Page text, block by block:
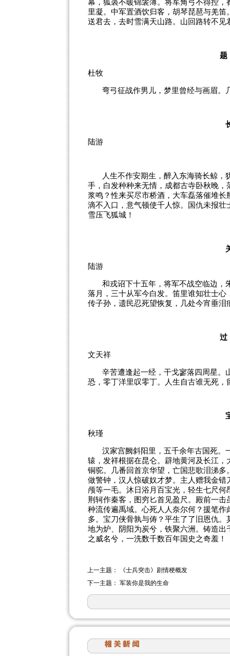
幕，狐裘不暖锦衾薄。将军角弓不得控
里凝。中军置酒饮归客，胡琴琵琶与羌
送君去，去时雪满天山路。山回路转不见
题
杜牧
弯弓征战作男儿，梦里曾经与画眉。
陆游
人生不作安期生，醉入东海骑长鲸
手，白发种种来无情，成都古寺卧秋晚
浆鸣？性来买尽市桥酒，大车磊落催堆
滴不入口，意气顿使千人惊。国仇未报
雪压飞狐城！
陆游
和戎诏下十五年，将军不战空临边，
落月，三十从军今白发。笛里谁知壮士
传子孙，遗民忍死望恢复，几处今宵垂泪
过
文天祥
辛苦遭逢起一经，干戈寥落四周星。
恐，零丁洋里叹零丁。人生自古谁无死，
秋瑾
汉家宫阙斜阳里，五千余年古国死。
辕，发祥根据在昆仑。辟地黄河及长江
铜驼。几番回首京华望，亡国悲歌泪涕
做警钟，汉人惊破奴才梦。主人赠我金
颅等一毛。沐日浴月百宝光，轻生七尺
荆轲作秦客，图穷匕首见盈尺。殿前一
种流传遍禹域。心死人人奈尔何？援笔
多。宝刀侠骨孰与俦？平生了了旧恩仇
地为炉、阴阳为炭兮，铁聚六洲。铸造
之威名兮，一洗数千数百年国史之奇羞！
上一主题：
《士兵突击》剧情梗概发
下一主题： 军装你是我的生命